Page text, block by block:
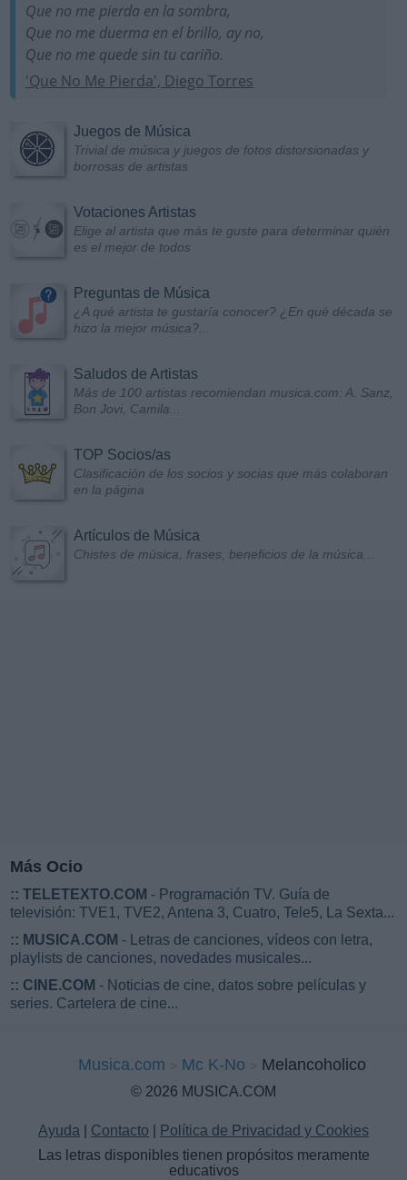
Que no me pierda en la sombra,
Que no me duerma en el brillo, ay no,
Que no me quede sin tu cariño.
'Que No Me Pierda', Diego Torres
Juegos de Música
Trivial de música y juegos de fotos distorsionadas y
borrosas de artistas
Votaciones Artistas
Elige al artista que más te guste para determinar quién
es el mejor de todos
Preguntas de Música
¿A qué artista te gustaría conocer? ¿En qué década se
hizo la mejor música?...
Saludos de Artistas
Más de 100 artistas recomiendan musica.com: A. Sanz,
Bon Jovi, Camila...
TOP Socios/as
Clasificación de los socios y socias que más colaboran
en la página
Artículos de Música
Chistes de música, frases, beneficios de la música...
Más Ocio
:: TELETEXTO.COM - Programación TV. Guía de
televisión: TVE1, TVE2, Antena 3, Cuatro, Tele5, La Sexta...
:: MUSICA.COM - Letras de canciones, vídeos con letra,
playlists de canciones, novedades musicales...
:: CINE.COM - Noticias de cine, datos sobre películas y
series. Cartelera de cine...
Musica.com Mc K-No Melancoholico
© 2026 MUSICA.COM
Ayuda Contacto
Política de Privacidad y Cookies
Las letras disponibles tienen propósitos meramente
educativos